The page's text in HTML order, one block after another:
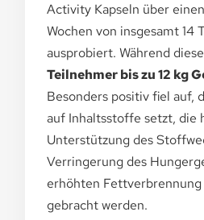
Activity Kapseln über
Wochen von insgesamt 14
ausprobiert. Während
Teilnehmer bis zu 12 kg
Besonders positiv fiel auf,
auf Inhaltsstoffe setzt, die
Unterstützung des
Verringerung des
erhöhten
gebracht werden.